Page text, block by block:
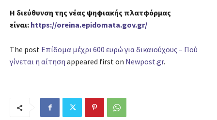
Η διεύθυνση της νέας ψηφιακής πλατφόρμας
είναι: https://oreina.epidomata.gov.gr/
The post Επίδομα μέχρι 600 ευρώ για δικαιούχους – Πού
γίνεται η αίτηση appeared first on Newpost.gr.